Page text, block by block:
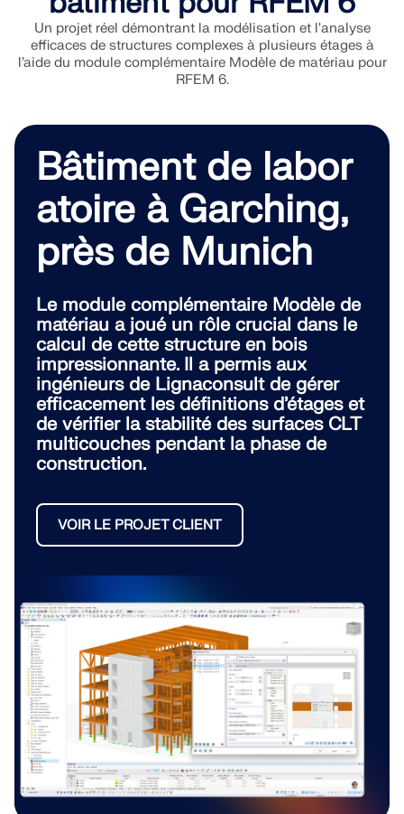
Un projet réel démontrant la modélisation et l'analyse
efficaces de structures complexes à plusieurs étages à
l’aide du module complémentaire Modèle de matériau pour
RFEM 6.
Bâtiment de labor
atoire à Garching,
près de Munich
Le module complémentaire Modèle de
matériau a joué un rôle crucial dans le
calcul de cette structure en bois
impressionnante. Il a permis aux
ingénieurs de Lignaconsult de gérer
efficacement les définitions d’étages et
de vérifier la stabilité des surfaces CLT
multicouches pendant la phase de
construction.
VOIR LE PROJET CLIENT